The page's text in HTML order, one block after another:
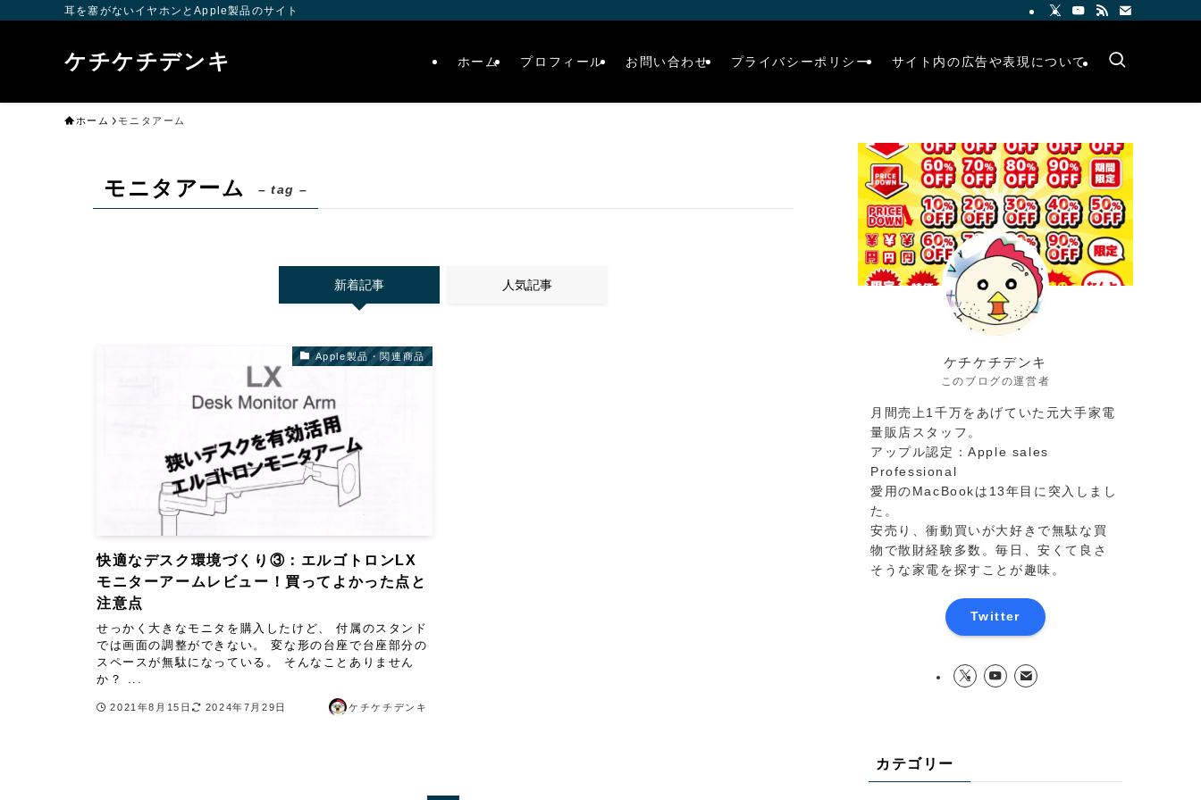
耳を塞がないイヤホンとApple製品のサイト
ケチケチデンキ ホーム プロフィール お問い合わせ プライバシーポリシー サイト内の広告や表現について
ホーム モニタアーム
モニタアーム – tag –
新着記事 人気記事
Apple製品・関連商品
快適なデスク環境づくり③：エルゴトロンLX
モニターアームレビュー！買ってよかった点と
注意点
せっかく大きなモニタを購入したけど、 付属のスタンド
では画面の調整ができない。 変な形の台座で台座部分の
スペースが無駄になっている。 そんなことありません
か？ ...
2021年8月15日 2024年7月29日 ケチケチデンキ
ケチケチデンキ
このブログの運営者
月間売上1千万をあげていた元大手家電
量販店スタッフ。
アップル認定：Apple sales
Professional
愛用のMacBookは13年目に突入しまし
た。
安売り、衝動買いが大好きで無駄な買
物で散財経験多数。毎日、安くて良さ
そうな家電を探すことが趣味。
Twitter
カテゴリー